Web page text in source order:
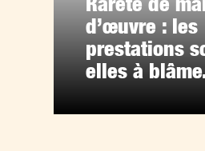
d’œuvre : les
prestations
elles à